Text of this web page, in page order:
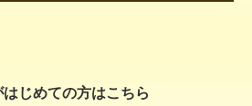
はじめての方はこちら